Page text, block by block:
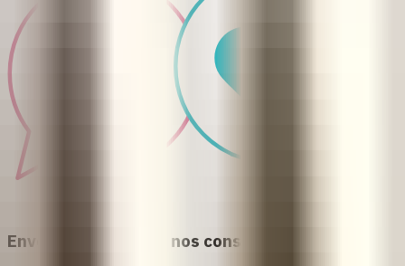
Envoyez un e-mail à nos conseillères